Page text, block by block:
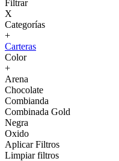
Filtrar
X
Categorías
+
Carteras
Color
+
Arena
Chocolate
Combianda
Combinada Gold
Negra
Oxido
Aplicar Filtros
Limpiar filtros